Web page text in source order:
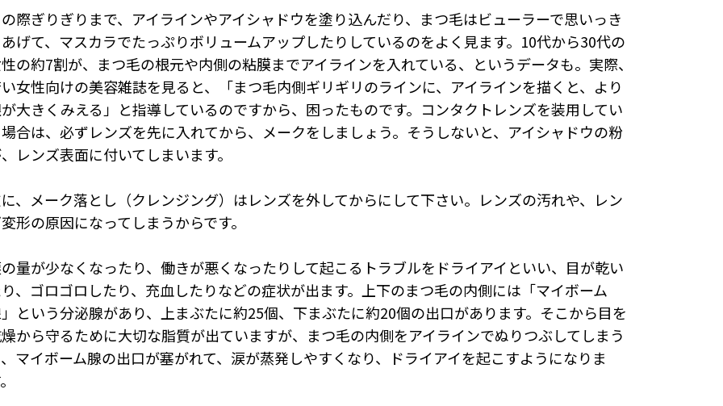
際ぎりぎりまで、アイラインやアイシャドウを塗り込んだり、まつ毛はビューラーで思いっき
げて、マスカラでたっぷりボリュームアップしたりしているのをよく見ます。10代から30代の
の約7割が、まつ毛の根元や内側の粘膜までアイラインを入れている、というデータも。実際、
女性向けの美容雑誌を見ると、「まつ毛内側ギリギリのラインに、アイラインを描くと、より
大きくみえる」と指導しているのですから、困ったものです。コンタクトレンズを装用してい
合は、必ずレンズを先に入れてから、メークをしましょう。そうしないと、アイシャドウの粉
レンズ表面に付いてしまいます。
、メーク落とし（クレンジング）はレンズを外してからにして下さい。レンズの汚れや、レン
形の原因になってしまうからです。
量が少なくなったり、働きが悪くなったりして起こるトラブルをドライアイといい、目が乾い
、ゴロゴロしたり、充血したりなどの症状が出ます。上下のまつ毛の内側には「マイボーム
という分泌腺があり、上まぶたに約25個、下まぶたに約20個の出口があります。そこから目を
から守るために大切な脂質が出ていますが、まつ毛の内側をアイラインでぬりつぶしてしまう
マイボーム腺の出口が塞がれて、涙が蒸発しやすくなり、ドライアイを起こすようになりま